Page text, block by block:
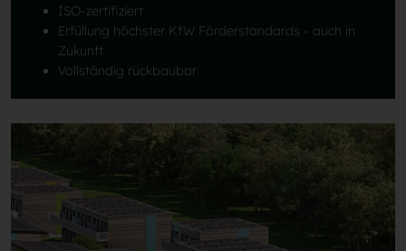
ISO-zertifiziert
Erfüllung höchster KfW Förderstandards - auch in
Zukunft
Vollständig rückbaubar